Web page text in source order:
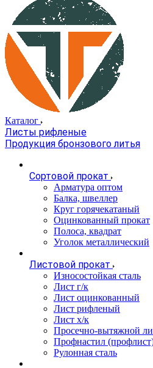
Каталог
Листы рифленые
Продукция бронзового литья
Сортовой прокат
Арматура оптом
Балка, швеллер
Круг горячекатаный
Оцинкованный прокат
Полоса, квадрат
Уголок металлический
Листовой прокат
Износостойкая сталь
Лист г/к
Лист оцинкованный
Лист рифленый
Лист х/к
Просечно-вытяжной
Профнастил
Рулонная сталь